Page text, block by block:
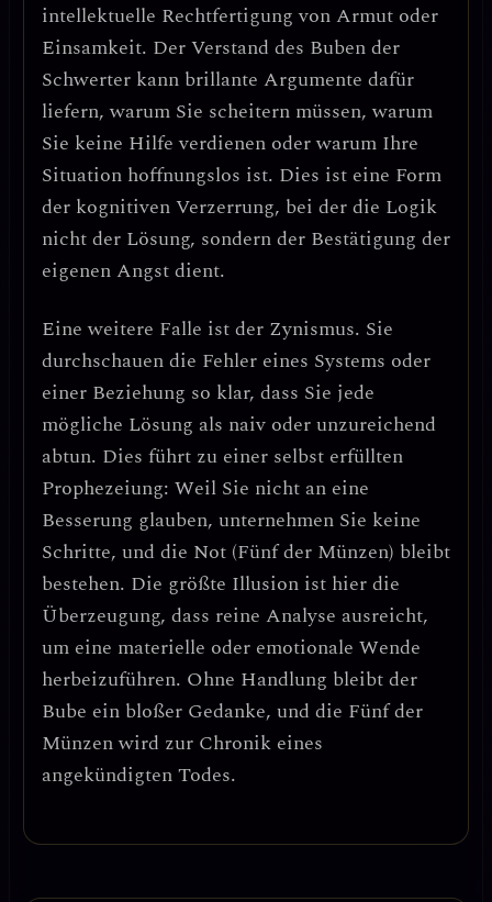
intellektuelle Rechtfertigung von Armut oder
Einsamkeit. Der Verstand des Buben der
Schwerter kann brillante Argumente dafür
liefern, warum Sie scheitern müssen, warum
Sie keine Hilfe verdienen oder warum Ihre
Situation hoffnungslos ist. Dies ist eine Form
der kognitiven Verzerrung, bei der die Logik
nicht der Lösung, sondern der Bestätigung der
eigenen Angst dient.
Eine weitere Falle ist der Zynismus. Sie
durchschauen die Fehler eines Systems oder
einer Beziehung so klar, dass Sie jede
mögliche Lösung als naiv oder unzureichend
abtun. Dies führt zu einer selbst erfüllten
Prophezeiung: Weil Sie nicht an eine
Besserung glauben, unternehmen Sie keine
Schritte, und die Not (Fünf der Münzen) bleibt
bestehen. Die größte Illusion ist hier die
Überzeugung, dass reine Analyse ausreicht,
um eine materielle oder emotionale Wende
herbeizuführen. Ohne Handlung bleibt der
Bube ein bloßer Gedanke, und die Fünf der
Münzen wird zur Chronik eines
angekündigten Todes.